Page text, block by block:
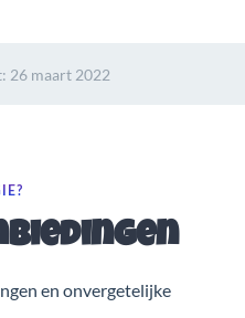
26 maart 2022
en onvergetelijke